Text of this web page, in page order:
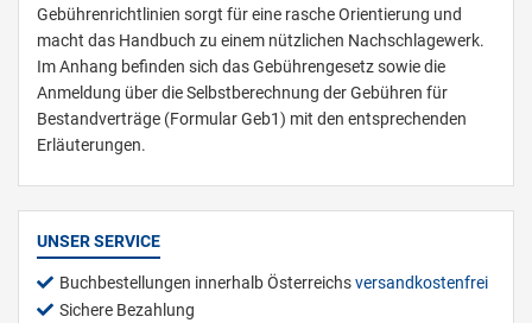
Gebührenrichtlinien sorgt für eine rasche Orientierung und
macht das Handbuch zu einem nützlichen Nachschlagewerk.
Im Anhang befinden sich das Gebührengesetz sowie die
Anmeldung über die Selbstberechnung der Gebühren für
Bestandverträge (Formular Geb1) mit den entsprechenden
Erläuterungen.
UNSER SERVICE
Buchbestellungen innerhalb Österreichsversandkostenfrei
Sichere Bezahlung